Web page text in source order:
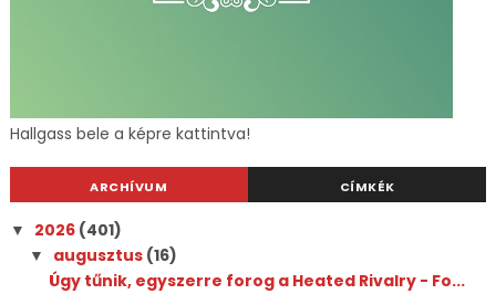
Hallgass bele a képre kattintva!
ARCHÍVUM CÍMKÉK
▼ 2026 (401)
▼ augusztus (16)
Úgy tűnik, egyszerre forog a Heated Rivalry - Fo...